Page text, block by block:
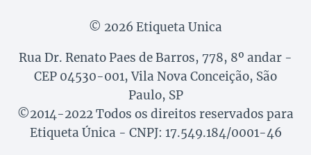
© 2026 Etiqueta Unica
Rua Dr. Renato Paes de Barros, 778, 8º andar -
CEP 04530-001, Vila Nova Conceição, São
Paulo, SP
©2014-2022 Todos os direitos reservados para
Etiqueta Única - CNPJ: 17.549.184/0001-46